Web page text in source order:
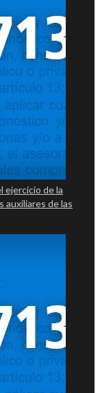
ejercicio de la
auxiliares de las